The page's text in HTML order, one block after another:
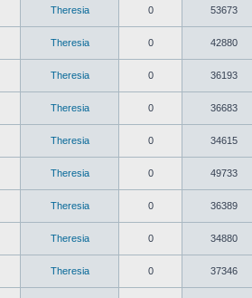
Theresia 0 53673
Theresia 0 42880
Theresia 0 36193
Theresia 0 36683
Theresia 0 34615
Theresia 0 49733
Theresia 0 36389
Theresia 0 34880
Theresia 0 37346